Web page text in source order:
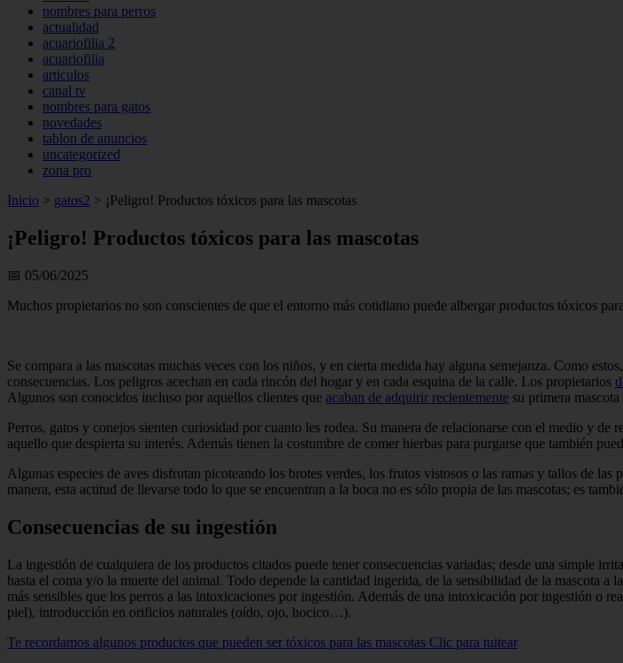
nombres para perros
actualidad
acuariofilia 2
acuariofilia
articulos
canal tv
nombres para gatos
novedades
tablon de anuncios
uncategorized
zona pro
Inicio > gatos2 > ¡Peligro! Productos tóxicos para las mascotas
¡Peligro! Productos tóxicos para las mascotas
📅 05/06/2025
Muchos propietarios no son conscientes de que el entorno más cotidiano puede albergar productos tóxicos
Se compara a las mascotas muchas veces con los niños, y en cierta medida hay alguna semejanza. Como
consecuencias. Los peligros acechan en cada rincón del hogar y en cada esquina de la calle. Los propietarios
Algunos son conocidos incluso por aquellos clientes que acaban de adquirir recientemente su primera
Perros, gatos y conejos sienten curiosidad por cuanto les rodea. Su manera de relacionarse con el medio y
aquello que despierta su interés. Además tienen la costumbre de comer hierbas para purgarse que también
Algunas especies de aves disfrutan picoteando los brotes verdes, los frutos vistosos o las ramas y tallos de
manera, esta actitud de llevarse todo lo que se encuentran a la boca no es sólo propia de las mascotas; es
Consecuencias de su ingestión
La ingestión de cualquiera de los productos citados puede tener consecuencias variadas; desde una simple
hasta el coma y/o la muerte del animal. Todo depende la cantidad ingerida, de la sensibilidad de la mascota a
más sensibles que los perros a las intoxicaciones por ingestión. Además de una intoxicación por ingestión o
piel), introducción en orificios naturales (oído, ojo, hocico…).
Te recordamos algunos productos que pueden ser tóxicos para las mascotas Clic para tuitear